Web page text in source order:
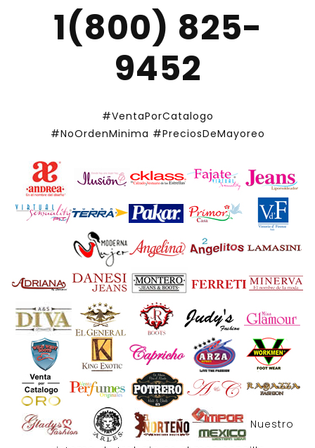
1(800) 825-
9452
#VentaPorCatalogo
#NoOrdenMinima #PreciosDeMayoreo
Nuestro